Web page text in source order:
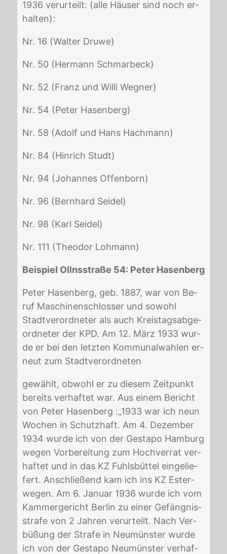
1936 ver­ur­teilt: (alle Häu­ser sind noch er­
hal­ten):
Nr. 16 (Wal­ter Dru­we)
Nr. 50 (Her­mann Schm­arbeck)
Nr. 52 (Franz und Wil­li Weg­ner)
Nr. 54 (Pe­ter Ha­sen­berg)
Nr. 58 (Adolf und Hans Hach­mann)
Nr. 84 (Hin­rich Studt)
Nr. 94 (Jo­han­nes Of­fen­born)
Nr. 96 (Bern­hard Sei­del)
Nr. 98 (Karl Sei­del)
Nr. 111 (Theo­dor Loh­mann)
Beispiel Ollnsstraße 54: Peter Hasenberg
Pe­ter Ha­sen­berg, geb. 1887, war von Be­
ruf Ma­schi­nen­schlos­ser und so­wohl
Stadt­ver­ord­ne­ter als auch Kreis­tags­ab­ge­
ord­ne­ter der KPD. Am 12. März 1933 wur­
de er bei den letz­ten Kom­mu­nal­wah­len er­
neut zum Stadt­ver­ord­ne­ten
ge­wählt, ob­wohl er zu die­sem Zeit­punkt
be­reits ver­haf­tet war. Aus ei­nem Be­richt
von Pe­ter Ha­sen­berg :„1933 war ich neun
Wo­chen in Schutz­haft. Am 4. De­zem­ber
1934 wur­de ich von der Ge­sta­po Ham­burg
we­gen Vor­be­rei­tung zum Hoch­ver­rat ver­
haf­tet und in das KZ Fuhls­büt­tel ein­ge­lie­
fert. An­schlie­ßend kam ich ins KZ Es­ter­
we­gen. Am 6. Ja­nu­ar 1936 wur­de ich vom
Kam­mer­ge­richt Ber­lin zu ei­ner Ge­fäng­nis­
stra­fe von 2 Jah­ren ver­ur­teilt. Nach Ver­
bü­ßung der Stra­fe in Neu­müns­ter wur­de
ich von der Ge­sta­po Neu­müns­ter ver­haf­